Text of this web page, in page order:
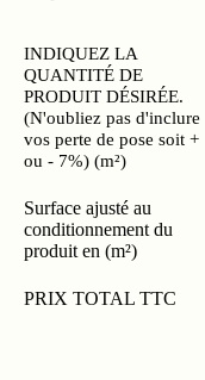
INDIQUEZ LA
QUANTITÉ DE
PRODUIT DÉSIRÉE.
(N'oubliez pas d'inclure
vos perte de pose soit +
ou - 7%) (m²)
Surface ajusté au
conditionnement du
produit en (m²)
PRIX TOTAL TTC